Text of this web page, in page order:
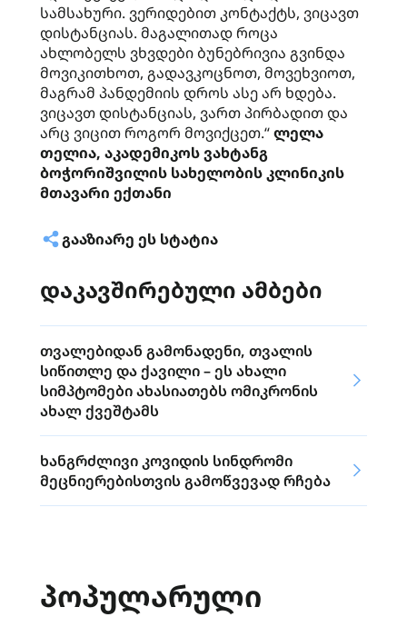
სამსახური. ვერიდებით კონტაქტს, ვიცავთ
დისტანციას. მაგალითად როცა
ახლობელს ვხვდები ბუნებრივია გვინდა
მოვიკითხოთ, გადავკოცნოთ, მოვეხვიოთ,
მაგრამ პანდემიის დროს ასე არ ხდება.
ვიცავთ დისტანციას, ვართ პირბადით და
არც ვიცით როგორ მოვიქცეთ.“ლელა
თელია, აკადემიკოს ვახტანგ
ბოჭორიშვილის სახელობის კლინიკის
მთავარი ექთანი
ᲒᲐᲐᲖᲘᲐᲠᲔ ᲔᲡ ᲡᲢᲐᲢᲘᲐ
დაკავშირებული ამბები
თვალებიდან გამონადენი, თვალის
სიწითლე და ქავილი – ეს ახალი
სიმპტომები ახასიათებს ომიკრონის
ახალ ქვეშტამს
ხანგრძლივი კოვიდის სინდრომი
მეცნიერებისთვის გამოწვევად რჩება
ᲞᲝᲞᲣᲚᲐᲠᲣᲚᲘ